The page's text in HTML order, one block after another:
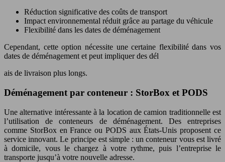
Réduction significative des coûts de transport
Impact environnemental réduit grâce au partage du véhicule
Flexibilité dans les dates de déménagement
Cependant, cette option nécessite une certaine flexibilité dans vos
dates de déménagement et peut impliquer des dél
ais de livraison plus longs.
Déménagement par conteneur : StorBox et PODS
Une alternative intéressante à la location de camion traditionnelle est
l’utilisation de conteneurs de déménagement. Des entreprises
comme StorBox en France ou PODS aux États-Unis proposent ce
service innovant. Le principe est simple : un conteneur vous est livré
à domicile, vous le chargez à votre rythme, puis l’entreprise le
transporte jusqu’à votre nouvelle adresse.